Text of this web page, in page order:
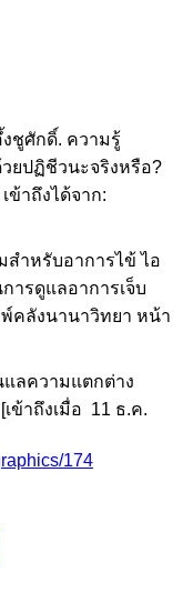
ชูศักดิ์. ความรู้
ยปฏิชีวนะจริงหรือ?
ข้าถึงได้จาก:
สำหรับอาการไข้ ไอ
ารดูแลอาการเจ็บ
คลังนานาวิทยา หน้า
ลความแตกต่าง
ข้าถึงเมื่อ 11 ธ.ค.
174